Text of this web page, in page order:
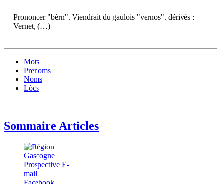
Prononcer "bèrn". Viendrait du gaulois "vernos". dérivés :
Vernet, (…)
Mots
Prenoms
Noms
Lòcs
Sommaire Articles